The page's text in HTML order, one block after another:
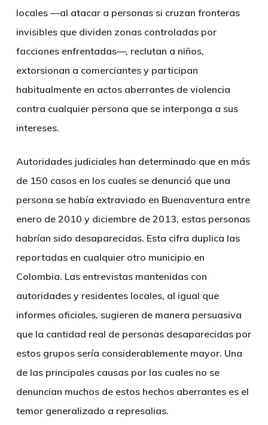
locales —al atacar a personas si cruzan fronteras
invisibles que dividen zonas controladas por
facciones enfrentadas—, reclutan a niños,
extorsionan a comerciantes y participan
habitualmente en actos aberrantes de violencia
contra cualquier persona que se interponga a sus
intereses.
Autoridades judiciales han determinado que en más
de 150 casos en los cuales se denunció que una
persona se había extraviado en Buenaventura entre
enero de 2010 y diciembre de 2013, estas personas
habrían sido desaparecidas. Esta cifra duplica las
reportadas en cualquier otro municipio en
Colombia. Las entrevistas mantenidas con
autoridades y residentes locales, al igual que
informes oficiales, sugieren de manera persuasiva
que la cantidad real de personas desaparecidas por
estos grupos sería considerablemente mayor. Una
de las principales causas por las cuales no se
denuncian muchos de estos hechos aberrantes es el
temor generalizado a represalias.